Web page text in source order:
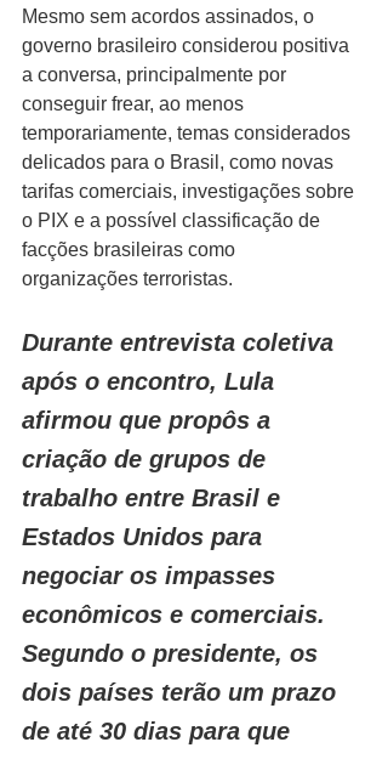
Mesmo sem acordos assinados, o
governo brasileiro considerou positiva
a conversa, principalmente por
conseguir frear, ao menos
temporariamente, temas considerados
delicados para o Brasil, como novas
tarifas comerciais, investigações sobre
o PIX e a possível classificação de
facções brasileiras como
organizações terroristas.
Durante entrevista coletiva
após o encontro, Lula
afirmou que propôs a
criação de grupos de
trabalho entre Brasil e
Estados Unidos para
negociar os impasses
econômicos e comerciais.
Segundo o presidente, os
dois países terão um prazo
de até 30 dias para que